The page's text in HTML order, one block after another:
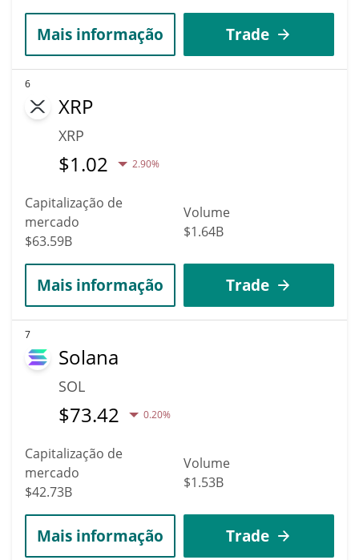
Mais informação Trade
6
XRP
XRP
$1.02 2.90%
Capitalização de
mercado
$63.59B
Volume
$1.64B
Mais informação Trade
7
Solana
SOL
$73.42 0.20%
Capitalização de
mercado
$42.73B
Volume
$1.53B
Mais informação Trade